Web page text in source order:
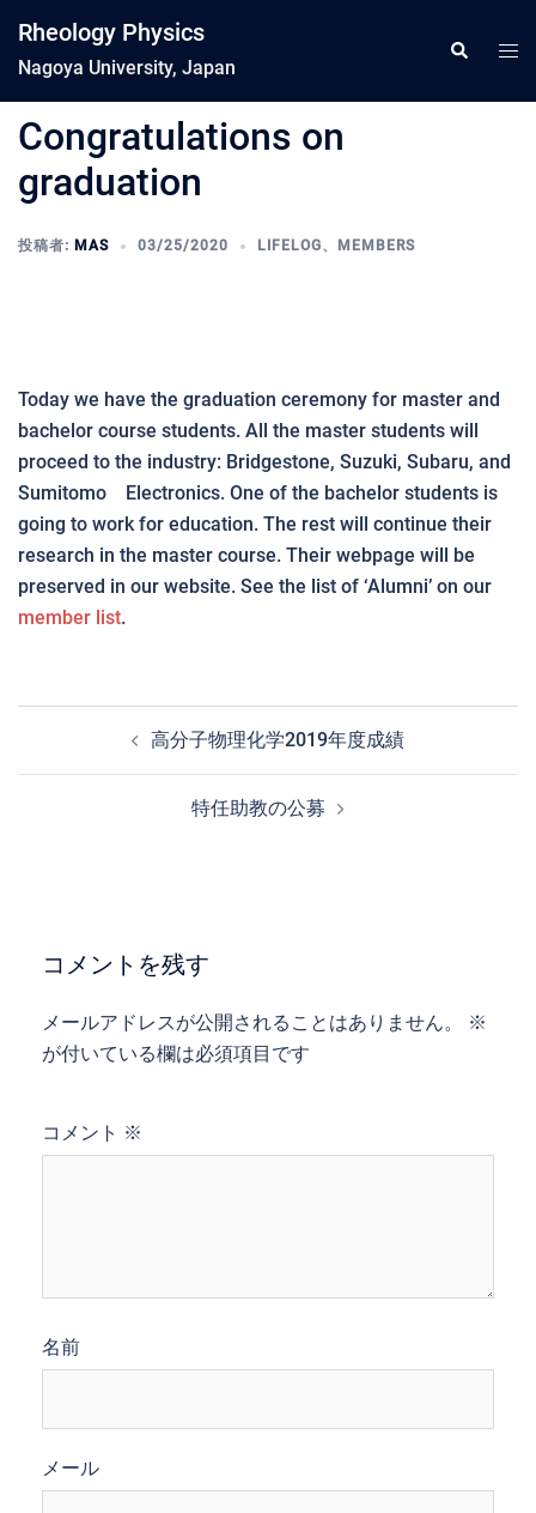
ン
Rheology Physics
Nagoya University, Japan
検
索
ト
Congratulations on
graduation
投稿者: MAS 03/25/2020 LIFELOG、 MEMBERS
Today we have the graduation ceremony for master and
bachelor course students. All the master students will
proceed to the industry: Bridgestone, Suzuki, Subaru, and
Sumitomo Electronics. One of the bachelor students is
going to work for education. The rest will continue their
research in the master course. Their webpage will be
preserved in our website. See the list of ‘Alumni’ on our
member list.
ョ
高分子物理化学2019年度成績
特任助教の公募
コメントを残す
メールアドレスが公開されることはありません。
※
が付いている欄は必須項目です
コメント ※
名前
メール